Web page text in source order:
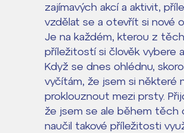
zajímavých akcí a aktivit,
vzdělat se a otevřít si nové
Je na každém, kterou z těch
příležitostí si člověk vybere
Když se dnes ohlédnu,
vyčítám, že jsem si některé
proklouznout mezi prsty.
že jsem se ale během těch
naučil takové příležitosti